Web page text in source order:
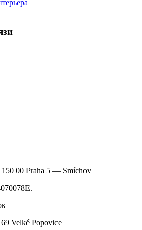
00 Praha 5 — Smíchov
Velké Popovice